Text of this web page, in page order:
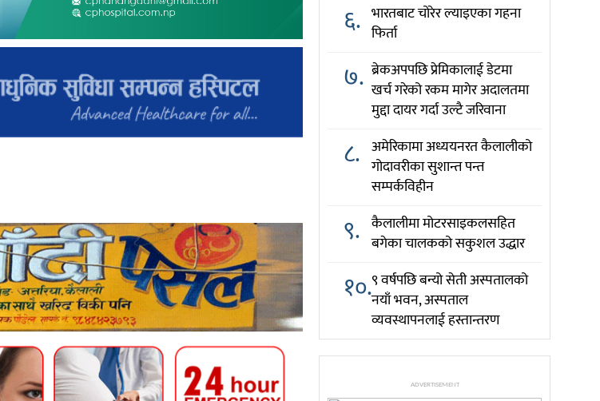
६. भारतबाट चोरेर ल्याइएका गहना
फिर्ता
७. ब्रेकअपपछि प्रेमिकालाई डेटमा
खर्च गरेको रकम मागेर अदालतमा
मुद्दा दायर गर्दा उल्टै जरिवाना
८. अमेरिकामा अध्ययनरत कैलालीको
गोदावरीका सुशान्त पन्त
सम्पर्कविहीन
९. कैलालीमा मोटरसाइकलसहित
बगेका चालकको सकुशल उद्धार
१०.९ वर्षपछि बन्यो सेती अस्पतालको
नयाँ भवन, अस्पताल
व्यवस्थापनलाई हस्तान्तरण
ADVERTISEMENT